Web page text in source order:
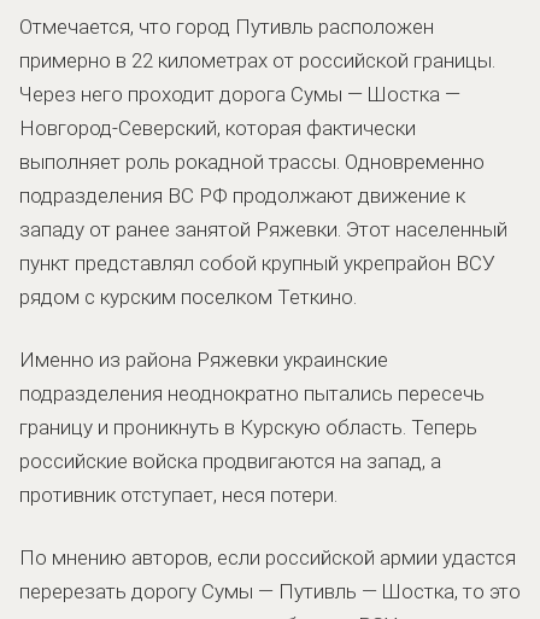
Отмечается, что город Путивль расположен
примерно в 22 километрах от российской границы.
Через него проходит дорога Сумы — Шостка —
Новгород-Северский, которая фактически
выполняет роль рокадной трассы. Одновременно
подразделения ВС РФ продолжают движение к
западу от ранее занятой Ряжевки. Этот населенный
пункт представлял собой крупный укрепрайон ВСУ
рядом с курским поселком Теткино.
Именно из района Ряжевки украинские
подразделения неоднократно пытались пересечь
границу и проникнуть в Курскую область. Теперь
российские войска продвигаются на запад, а
противник отступает, неся потери.
По мнению авторов, если российской армии удастся
перерезать дорогу Сумы — Путивль — Шостка, то это